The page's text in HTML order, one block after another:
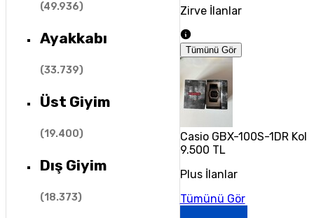
(49.936)
Ayakkabı
(33.739)
Üst Giyim
(19.400)
Dış Giyim
(18.373)
Zirve İlanlar
Tümünü Gör
Casio GBX-100S-1DR Kol
9.500 TL
Plus İlanlar
Tümünü Gör